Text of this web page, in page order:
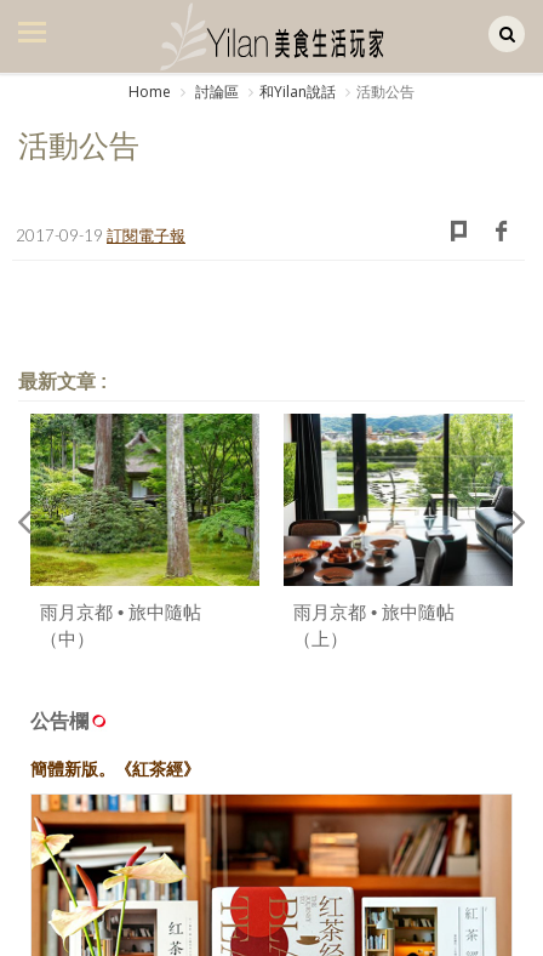
美食集
書房集
日記簿
餐桌週記
享樂隨手拍
照相簿
影音區
歷史區
關於Yilan
個人著作
活動實況記錄
媒體報導一覽
Home 討論區 和Yilan說話 活動公告
活動公告
2017-09-19 訂閱電子報
最新文章 :
雨月京都 • 旅中隨帖
（中）
雨月京都 • 旅中隨帖
（上）
公告欄
簡體新版。《紅茶經》